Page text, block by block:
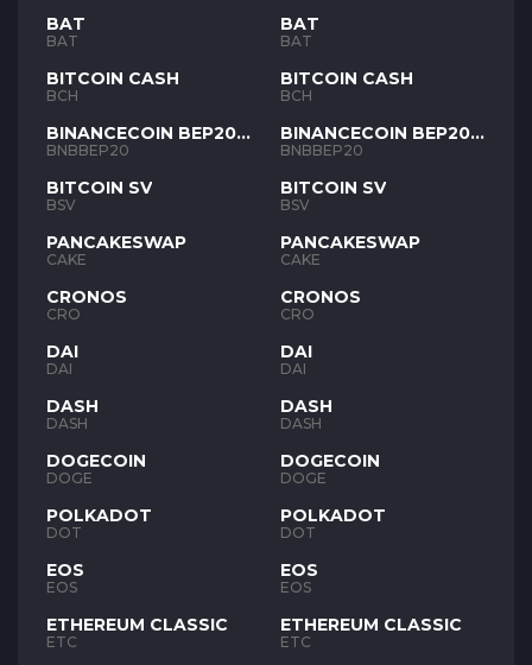
BAT
BAT
BITCOIN CASH
BCH
BINANCECOIN BEP20
BNB
BNBBEP20
BITCOIN SV
BSV
PANCAKESWAP
CAKE
CRONOS
CRO
DAI
DAI
DASH
DASH
DOGECOIN
DOGE
POLKADOT
DOT
EOS
EOS
ETHEREUM CLASSIC
ETC
BAT
BAT
BITCOIN CASH
BCH
BINANCECOIN BEP20
BNB
BNBBEP20
BITCOIN SV
BSV
PANCAKESWAP
CAKE
CRONOS
CRO
DAI
DAI
DASH
DASH
DOGECOIN
DOGE
POLKADOT
DOT
EOS
EOS
ETHEREUM CLASSIC
ETC